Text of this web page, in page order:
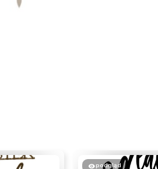
podgląd